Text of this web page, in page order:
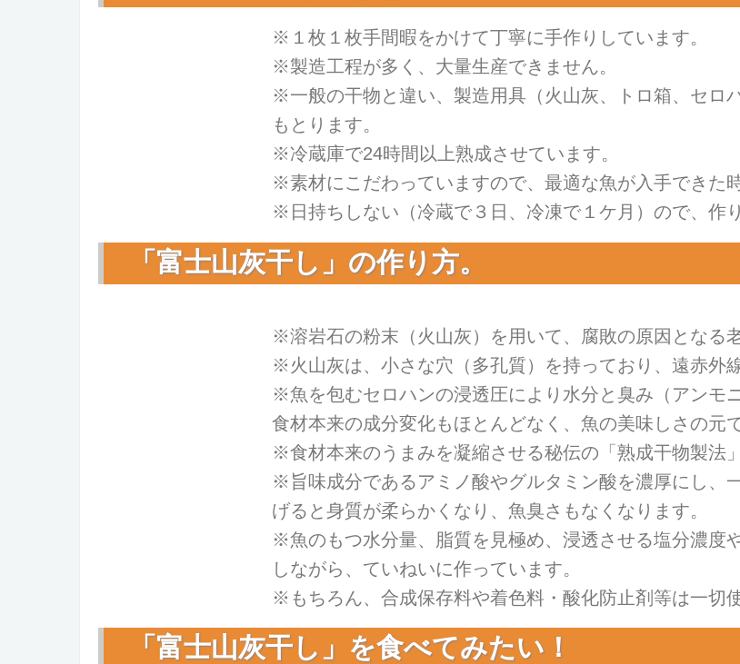
※１枚１枚手間暇をかけて丁寧に手作りしています。
※製造工程が多く、大量生産できません。
※一般の干物と違い、製造用具（火山灰、トロ箱、セロ
もとります。
※冷蔵庫で24時間以上熟成させています。
※素材にこだわっていますので、最適な魚が入手できた
※日持ちしない（冷蔵で３日、冷凍で１ケ月）ので、作
「富士山灰干し」の作り方。
※溶岩石の粉末（火山灰）を用いて、腐敗の原因となる
※火山灰は、小さな穴（多孔質）を持っており、遠赤外
※魚を包むセロハンの浸透圧により水分と臭み（アンモ
食材本来の成分変化もほとんどなく、魚の美味しさの元
※食材本来のうまみを凝縮させる秘伝の「熟成干物製法」
※旨味成分であるアミノ酸やグルタミン酸を濃厚にし、
げると身質が柔らかくなり、魚臭さもなくなります。
※魚のもつ水分量、脂質を見極め、浸透させる塩分濃度
しながら、ていねいに作っています。
※もちろん、合成保存料や着色料・酸化防止剤等は一切
「富士山灰干し」を食べてみたい！